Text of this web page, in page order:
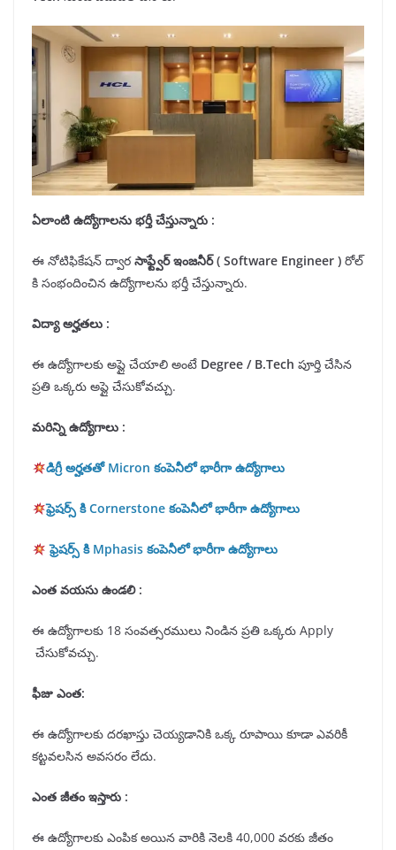
ఏలాంటి ఉద్యోగాలను భర్తీచేస్తున్నారు :
ఈ నోటిఫికేషన్ ద్వారసాఫ్ట్వేర్ ఇంజనీర్ ( Software Engineer ) రోల్
కి సంభందించిన ఉద్యోగాలను భర్తీ చేస్తున్నారు.
విద్యా అర్హతలు :
ఈ ఉద్యోగాలకు అప్లై చేయాలి అంటే Degree / B.Tech పూర్తి చేసిన
ప్రతి ఒక్కరు అప్లై చేసుకోవచ్చు.
మరిన్ని ఉద్యోగాలు :
డిగ్రీ అర్హతతో Micron కంపెనీలో భారీగా ఉద్యోగాలు
ఫ్రెషర్స్ కి Cornerstone కంపెనీలో భారీగా ఉద్యోగాలు
ఫ్రెషర్స్ కి Mphasis కంపెనీలో భారీగా ఉద్యోగాలు
ఎంత వయసు ఉండలి :
ఈ ఉద్యోగాలకు 18 సంవత్సరములు నిండిన ప్రతి ఒక్కరు Apply
చేసుకోవచ్చు.
ఫీజు ఎంత:
ఈ ఉద్యోగాలకు దరఖాస్తు చెయ్యడానికి ఒక్క రూపాయి కూడా ఎవరికీ
కట్టవలసిన అవసరం లేదు.
ఎంత జీతం ఇస్తారు :
ఈ ఉద్యోగాలకు ఎంపిక అయిన వారికి నెలకి 40,000 వరకు జీతం